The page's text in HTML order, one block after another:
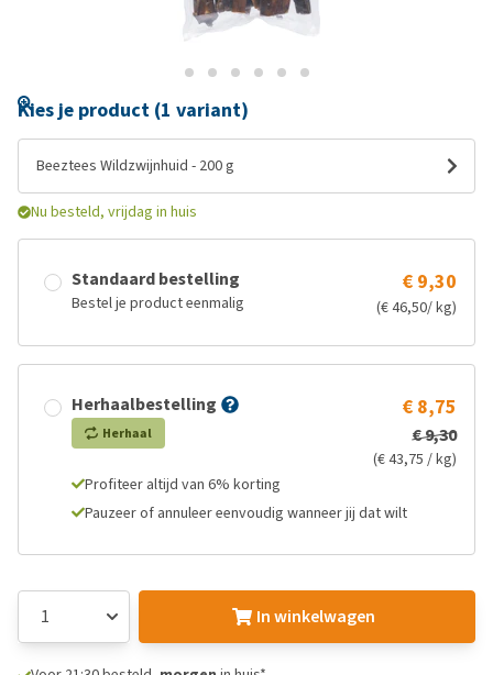
Kies je product (1 variant)
Beeztees Wildzwijnhuid - 200 g
Nu besteld, vrijdag in huis
Standaard bestelling
Bestel je product eenmalig
€ 9,30
(€ 46,50/ kg)
Herhaalbestelling
Herhaal
€ 8,75
€ 9,30
(€ 43,75 / kg)
Profiteer altijd van 6% korting
Pauzeer of annuleer eenvoudig wanneer jij dat wilt
In winkelwagen